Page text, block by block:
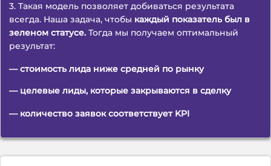
3. Такая модель позволяет добиваться результата
всегда. Наша задача, чтобы каждый показатель был в
зеленом статусе. Тогда мы получаем оптимальный
результат:
— стоимость лида ниже средней по рынку
— целевые лиды, которые закрываются в сделку
— количество заявок соответствует KPI